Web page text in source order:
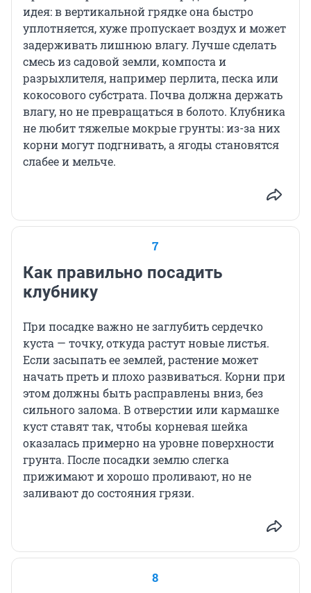
идея: в вертикальной грядке она быстро
уплотняется, хуже пропускает воздух и может
задерживать лишнюю влагу. Лучше сделать
смесь из садовой земли, компоста и
разрыхлителя, например перлита, песка или
кокосового субстрата. Почва должна держать
влагу, но не превращаться в болото. Клубника
не любит тяжелые мокрые грунты: из-за них
корни могут подгнивать, а ягоды становятся
слабее и мельче.
7
Как правильно посадить
клубнику
При посадке важно не заглубить сердечко
куста — точку, откуда растут новые листья.
Если засыпать ее землей, растение может
начать преть и плохо развиваться. Корни при
этом должны быть расправлены вниз, без
сильного залома. В отверстии или кармашке
куст ставят так, чтобы корневая шейка
оказалась примерно на уровне поверхности
грунта. После посадки землю слегка
прижимают и хорошо проливают, но не
заливают до состояния грязи.
8